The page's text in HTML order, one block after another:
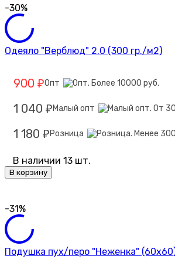
-30%
Одеяло "Верблюд" 2.0 (300 гр./м2)
900 ₽Опт
1 040 ₽ Малый опт
1 180 ₽ Розница
В наличии 13 шт.
В корзину
-31%
Подушка пух/перо "Неженка"